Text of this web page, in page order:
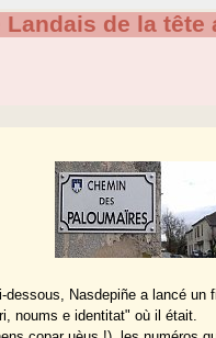
Landais de la tête
dessous, Nasdepiñe a lancé
noums e identitat" où il était.